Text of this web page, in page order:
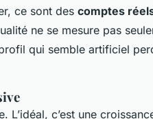
ce sont des comptes
ne se mesure pas
qui semble artificiel
L’idéal, c’est une